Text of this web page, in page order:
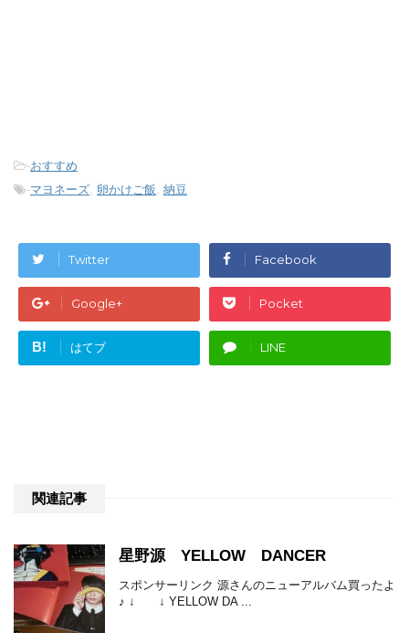
-おすすめ
-マヨネーズ 卵かけご飯 納豆
Twitter Facebook
Google+ Pocket
B! はてブ LINE
関連記事
星野源 YELLOW DANCER
スポンサーリンク 源さんのニューアルバム買ったよ
♪ ↓ ↓ YELLOW DA ...